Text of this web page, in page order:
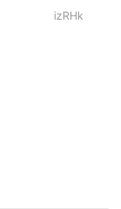
izRHk